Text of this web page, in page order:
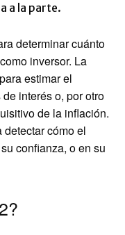
a la parte.
determinar cuánto
inversor. La
estimar el
interés o, por otro
de la inflación.
cómo el
confianza, o en su